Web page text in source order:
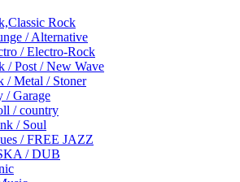
Rock
/ Alternative
/ Electro-Rock
/ Post / New Wave
/ Metal / Stoner
/ Garage
/ country
/ Soul
/ FREE JAZZ
/ DUB